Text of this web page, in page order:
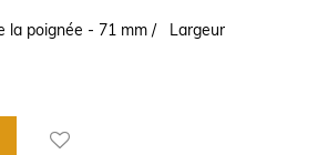
la poignée - 71 mm / Largeur